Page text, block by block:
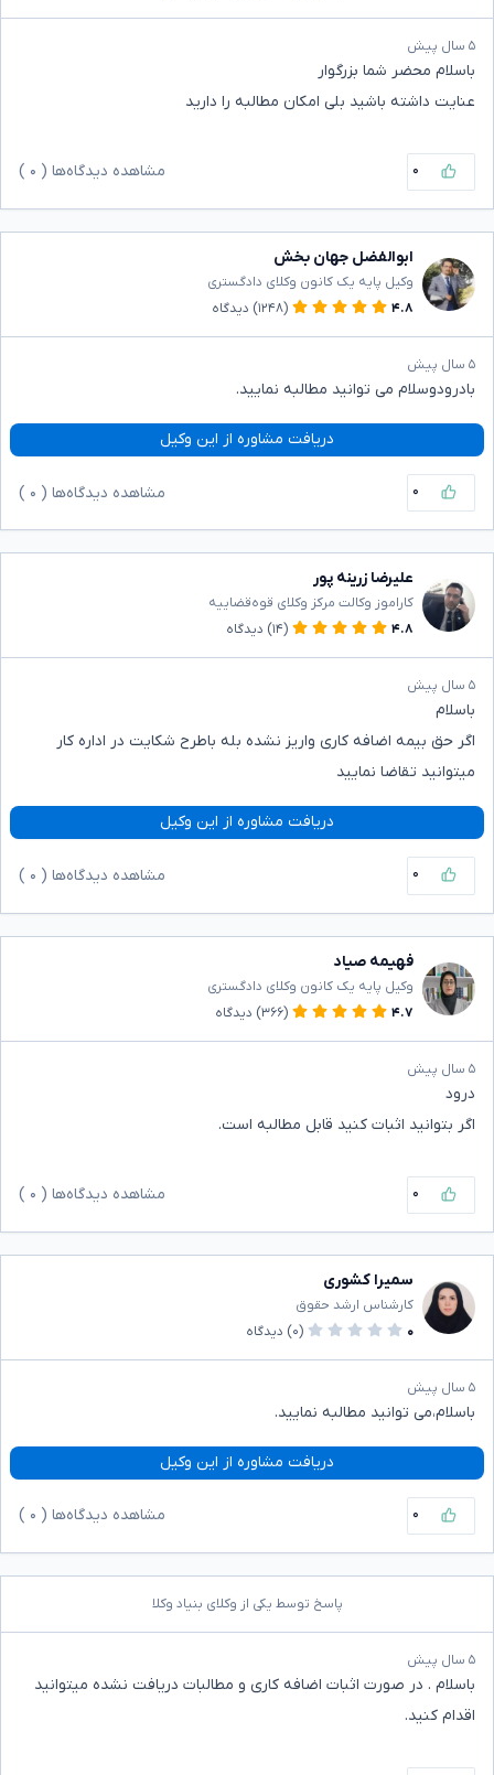
۵ سال پیش
باسلام محضر شما بزرگوار
عنایت داشته باشید بلی امکان مطالبه را دارید
۰ مشاهده دیدگاه‌ها ( ۰
ابوالفضل جهان بخش
وکیل پایه یک کانون وکلای دادگستری
۴.۸
(۱۲۴۸) دیدگاه
۵ سال پیش
بادرودوسلام می توانید مطالبه نمایید.
دریافت مشاوره از این وکیل
۰ مشاهده دیدگاه‌ها ( ۰
علیرضا زرینه پور
کاراموز وکالت مرکز وکلای قوه‌قضاییه
۴.۸
(۱۴) دیدگاه
۵ سال پیش
باسلام
اگر حق بیمه اضافه کاری واریز نشده بله باطرح شکایت در اداره کار
میتوانید تقاضا نمایید
دریافت مشاوره از این وکیل
۰ مشاهده دیدگاه‌ها ( ۰
فهیمه صیاد
وکیل پایه یک کانون وکلای دادگستری
۴.۷
(۳۶۶) دیدگاه
۵ سال پیش
درود
اگر بتوانید اثبات کنید قابل مطالبه است.
۰ مشاهده دیدگاه‌ها ( ۰
سمیرا کشوری
کارشناس ارشد حقوق
۰
(۰) دیدگاه
۵ سال پیش
باسلام،می توانید مطالبه نمایید.
دریافت مشاوره از این وکیل
۰ مشاهده دیدگاه‌ها ( ۰
پاسخ توسط یکی از وکلای بنیاد وکلا
۵ سال پیش
باسلام . در صورت اثبات اضافه کاری و مطالبات دریافت نشده میتوانید
اقدام کنید.